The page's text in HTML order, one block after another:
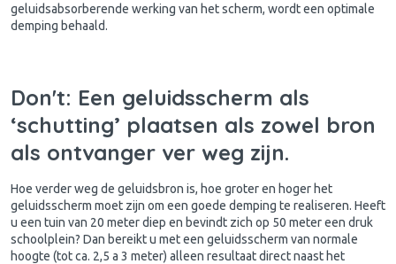
geluidsabsorberende werking van het scherm, wordt een optimale
demping behaald.
Don't: Een geluidsscherm als
‘schutting’ plaatsen als zowel bron
als ontvanger ver weg zijn.
Hoe verder weg de geluidsbron is, hoe groter en hoger het
geluidsscherm moet zijn om een goede demping te realiseren. Heeft
u een tuin van 20 meter diep en bevindt zich op 50 meter een druk
schoolplein? Dan bereikt u met een geluidsscherm van normale
hoogte (tot ca. 2,5 a 3 meter) alleen resultaat direct naast het